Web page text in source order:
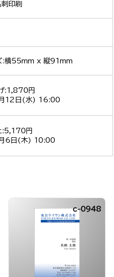
刺印刷
:横55mm x 縦91mm
:1,870円
12日(水) 16:00
:5,170円
6日(木) 10:00
c-0948